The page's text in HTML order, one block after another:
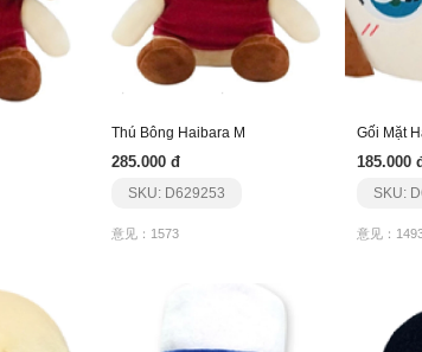
Thú Bông Haibara M
285.000 đ
SKU: D629253
意见：1573
Gối Mặt
185.000
SKU:
意见：